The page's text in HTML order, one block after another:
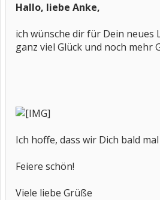
Hallo, liebe Anke,
ich wünsche dir für Dein neues
ganz viel Glück und noch mehr
Ich hoffe, dass wir Dich bald
Feiere schön!
Viele liebe Grüße